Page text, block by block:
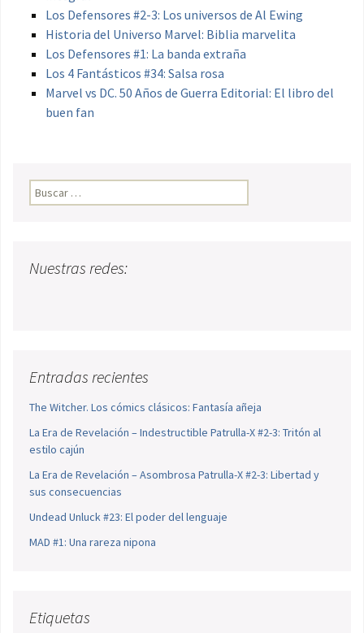
Los Defensores #2-3: Los universos de Al Ewing
Historia del Universo Marvel: Biblia marvelita
Los Defensores #1: La banda extraña
Los 4 Fantásticos #34: Salsa rosa
Marvel vs DC. 50 Años de Guerra Editorial: El libro del
buen fan
Buscar:
Nuestras redes:
Entradas recientes
The Witcher. Los cómics clásicos: Fantasía añeja
La Era de Revelación – Indestructible Patrulla-X #2-3: Tritón al
estilo cajún
La Era de Revelación – Asombrosa Patrulla-X #2-3: Libertad y
sus consecuencias
Undead Unluck #23: El poder del lenguaje
MAD #1: Una rareza nipona
Etiquetas